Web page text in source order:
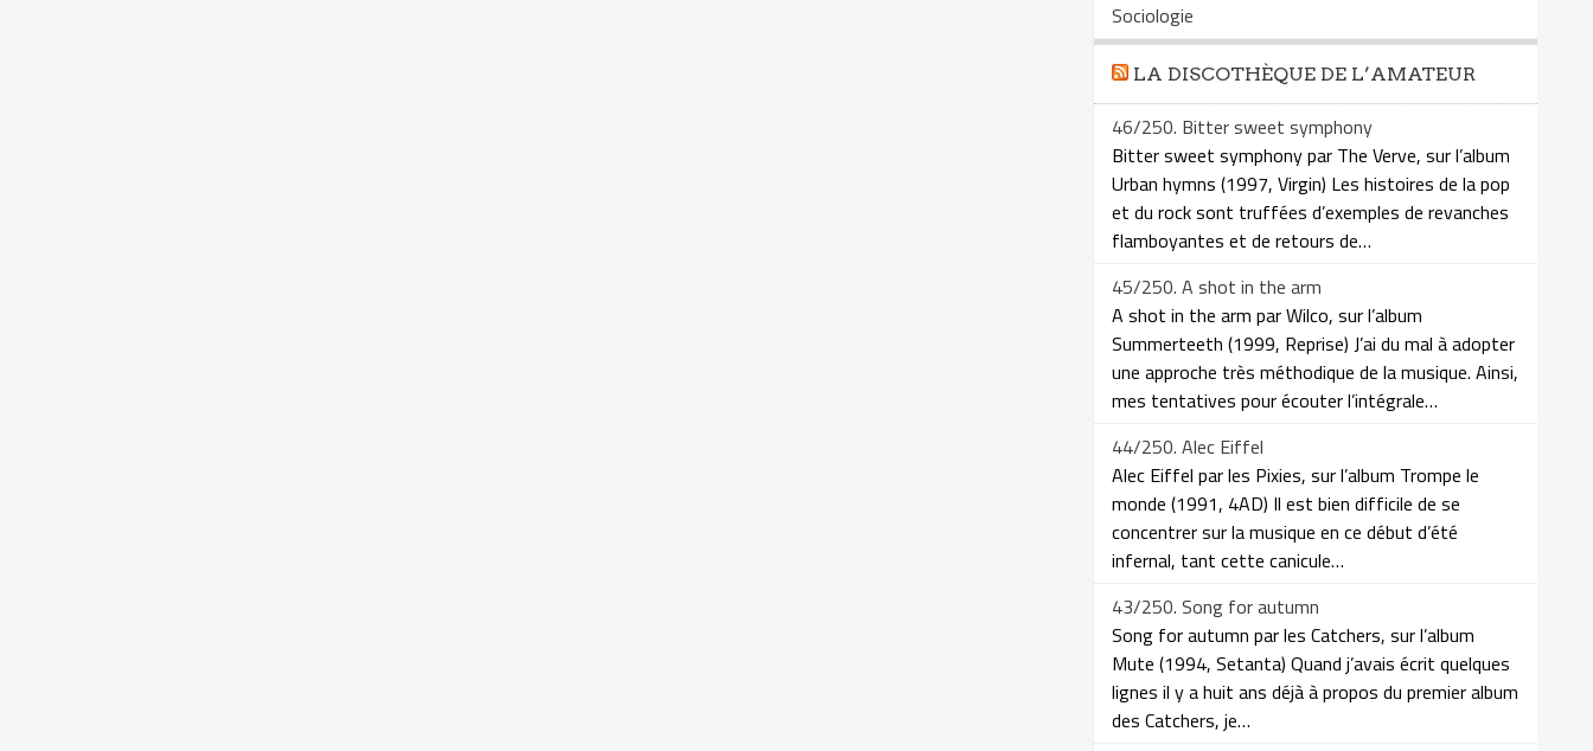
Sociologie
LA DISCOTHÈQUE DE L’AMATEUR
46/250. Bitter sweet symphony
Bitter sweet symphony par The Verve, sur l’album
Urban hymns (1997, Virgin) Les histoires de la pop
et du rock sont truffées d’exemples de revanches
flamboyantes et de retours de…
45/250. A shot in the arm
A shot in the arm par Wilco, sur l’album
Summerteeth (1999, Reprise) J’ai du mal à adopter
une approche très méthodique de la musique. Ainsi,
mes tentatives pour écouter l’intégrale…
44/250. Alec Eiffel
Alec Eiffel par les Pixies, sur l’album Trompe le
monde (1991, 4AD) Il est bien difficile de se
concentrer sur la musique en ce début d’été
infernal, tant cette canicule…
43/250. Song for autumn
Song for autumn par les Catchers, sur l’album
Mute (1994, Setanta) Quand j’avais écrit quelques
lignes il y a huit ans déjà à propos du premier album
des Catchers, je…